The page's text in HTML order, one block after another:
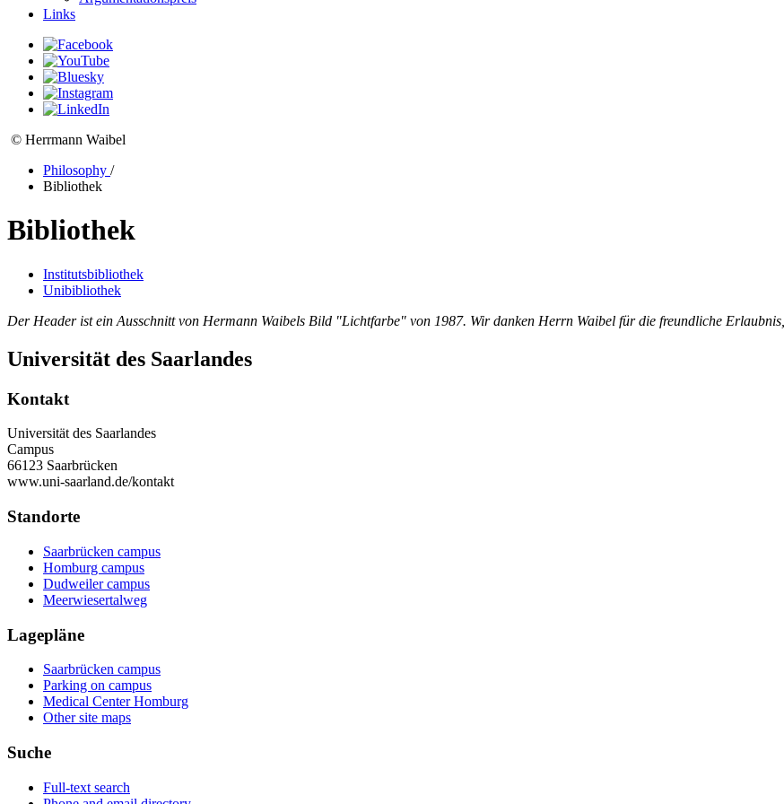
Links
© Herrmann Waibel
Philosophy /
Bibliothek
Bibliothek
Institutsbibliothek
Unibibliothek
Der Header ist ein Ausschnitt von Hermann Waibels Bild "Lichtfarbe" von 1987. Wir danken Herrn Waibel für die freundliche
Universität des Saarlandes
Kontakt
Universität des Saarlandes
Campus
66123 Saarbrücken
www.uni-saarland.de/kontakt
Standorte
Saarbrücken campus
Homburg campus
Dudweiler campus
Meerwiesertalweg
Lagepläne
Saarbrücken campus
Parking on campus
Medical Center Homburg
Other site maps
Suche
Full-text search